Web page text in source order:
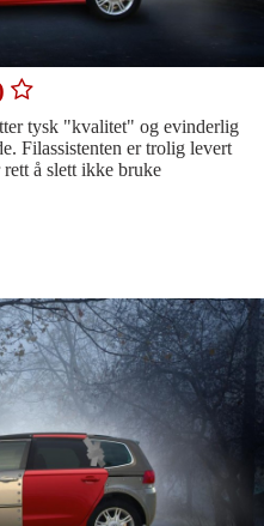
tysk "kvalitet" og evinderlig
Filassistenten er trolig levert
å slett ikke bruke